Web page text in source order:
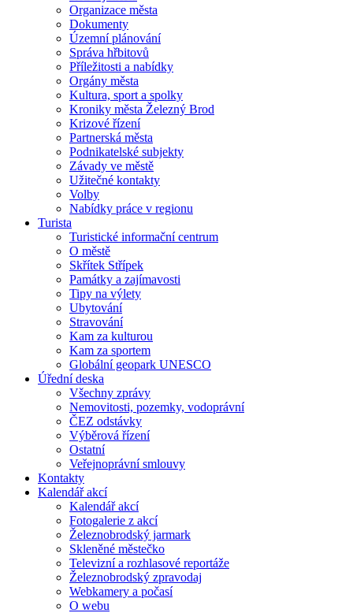
Organizace města
Dokumenty
Územní plánování
Správa hřbitovů
Příležitosti a nabídky
Orgány města
Kultura, sport a spolky
Kroniky města Železný Brod
Krizové řízení
Partnerská města
Podnikatelské subjekty
Závady ve městě
Užitečné kontakty
Volby
Nabídky práce v regionu
Turista
Turistické informační centrum
O městě
Skřítek Střípek
Památky a zajímavosti
Tipy na výlety
Ubytování
Stravování
Kam za kulturou
Kam za sportem
Globální geopark UNESCO
Úřední deska
Všechny zprávy
Nemovitosti, pozemky, vodoprávní
ČEZ odstávky
Výběrová řízení
Ostatní
Veřejnoprávní smlouvy
Kontakty
Kalendář akcí
Kalendář akcí
Fotogalerie z akcí
Železnobrodský jarmark
Skleněné městečko
Televizní a rozhlasové reportáže
Železnobrodský zpravodaj
Webkamery a počasí
O webu